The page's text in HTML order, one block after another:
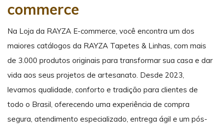
commerce
Na Loja da RAYZA E-commerce, você encontra um dos
maiores catálogos da RAYZA Tapetes & Linhas, com mais
de 3.000 produtos originais para transformar sua casa e dar
vida aos seus projetos de artesanato. Desde 2023,
levamos qualidade, conforto e tradição para clientes de
todo o Brasil, oferecendo uma experiência de compra
segura, atendimento especializado, entrega ágil e um pós-